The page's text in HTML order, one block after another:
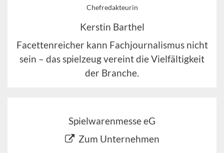
Chefredakteurin
Kerstin Barthel
Facettenreicher kann Fachjournalismus nicht
sein – das spielzeug vereint die Vielfältigkeit
der Branche.
Spielwarenmesse eG
Zum Unternehmen